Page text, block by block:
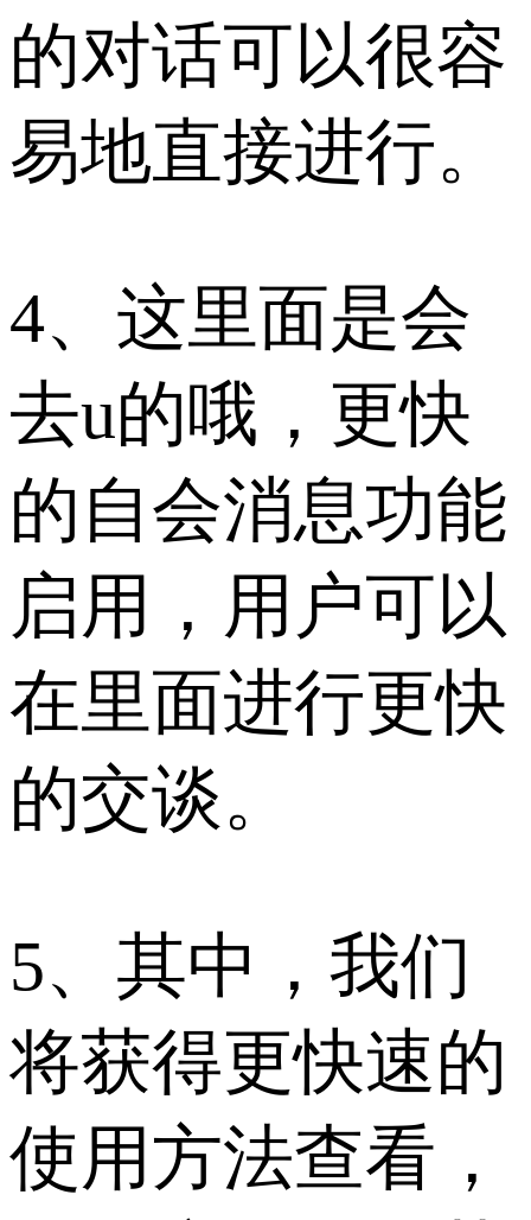
的对话可以很容
易地直接进行。
4、这里面是会
去u的哦，更快
的自会消息功能
启用，用户可以
在里面进行更快
的交谈。
5、其中，我们
将获得更快速的
使用方法查看，